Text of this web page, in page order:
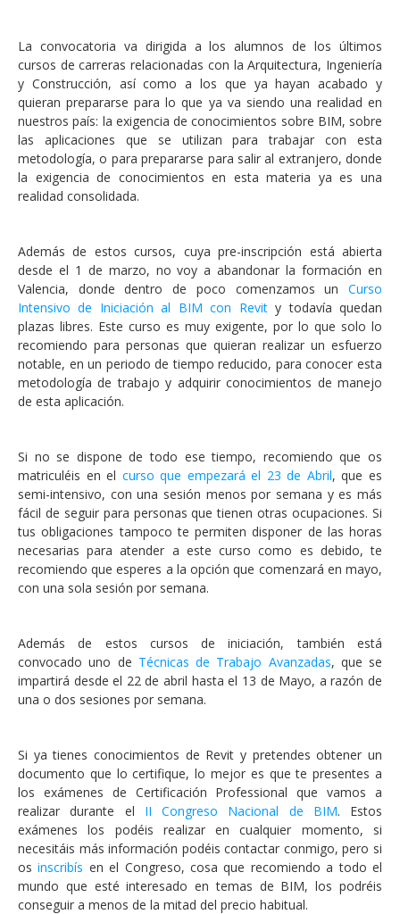
La convocatoria va dirigida a los alumnos de los últimos
cursos de carreras relacionadas con la Arquitectura, Ingeniería
y Construcción, así como a los que ya hayan acabado y
quieran prepararse para lo que ya va siendo una realidad en
nuestros país: la exigencia de conocimientos sobre BIM, sobre
las aplicaciones que se utilizan para trabajar con esta
metodología, o para prepararse para salir al extranjero, donde
la exigencia de conocimientos en esta materia ya es una
realidad consolidada.
Además de estos cursos, cuya pre-inscripción está abierta
desde el 1 de marzo, no voy a abandonar la formación en
Valencia, donde dentro de poco comenzamos un Curso
Intensivo de Iniciación al BIM con Revity todavía quedan
plazas libres. Este curso es muy exigente, por lo que solo lo
recomiendo para personas que quieran realizar un esfuerzo
notable, en un periodo de tiempo reducido, para conocer esta
metodología de trabajo y adquirir conocimientos de manejo
de esta aplicación.
Si no se dispone de todo ese tiempo, recomiendo que os
matriculéis en el curso que empezará el 23 de Abril, que es
semi-intensivo, con una sesión menos por semana y es más
fácil de seguir para personas que tienen otras ocupaciones. Si
tus obligaciones tampoco te permiten disponer de las horas
necesarias para atender a este curso como es debido, te
recomiendo que esperes a la opción que comenzará en mayo,
con una sola sesión por semana.
Además de estos cursos de iniciación, también está
convocado uno de Técnicas de Trabajo Avanzadas, que se
impartirá desde el 22 de abril hasta el 13 de Mayo, a razón de
una o dos sesiones por semana.
Si ya tienes conocimientos de Revit y pretendes obtener un
documento que lo certifique, lo mejor es que te presentes a
los exámenes de Certificación Professional que vamos a
realizar durante el II Congreso Nacional de BIM. Estos
exámenes los podéis realizar en cualquier momento, si
necesitáis más información podéis contactar conmigo, pero si
osinscribís en el Congreso, cosa que recomiendo a todo el
mundo que esté interesado en temas de BIM, los podréis
conseguir a menos de la mitad del precio habitual.